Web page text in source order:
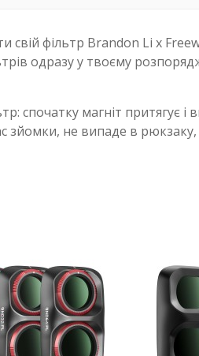
свій фільтр Brandon Li x
одразу у твоєму
спочатку магніт
зйомки, не випаде в